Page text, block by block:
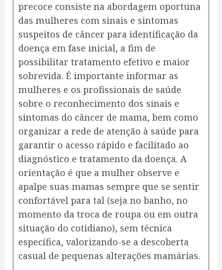
precoce consiste na abordagem oportuna
das mulheres com sinais e sintomas
suspeitos de câncer para identificação da
doença em fase inicial, a fim de
possibilitar tratamento efetivo e maior
sobrevida. É importante informar as
mulheres e os profissionais de saúde
sobre o reconhecimento dos sinais e
sintomas do câncer de mama, bem como
organizar a rede de atenção à saúde para
garantir o acesso rápido e facilitado ao
diagnóstico e tratamento da doença. A
orientação é que a mulher observe e
apalpe suas mamas sempre que se sentir
confortável para tal (seja no banho, no
momento da troca de roupa ou em outra
situação do cotidiano), sem técnica
específica, valorizando-se a descoberta
casual de pequenas alterações mamárias.